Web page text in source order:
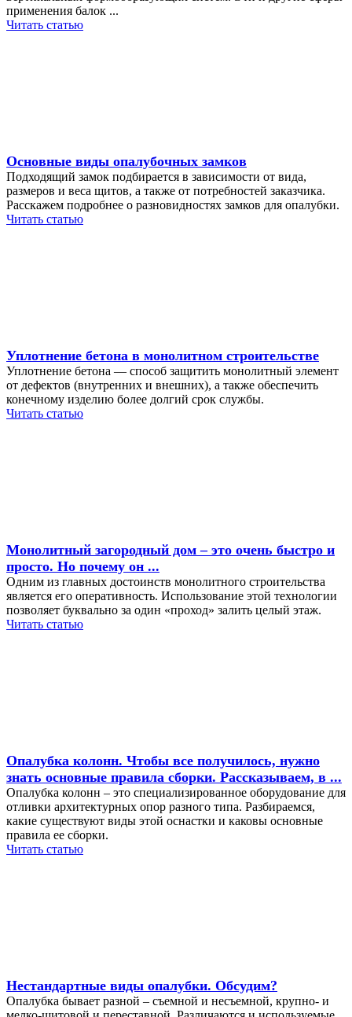
применения балок ...
Читать статью
Основные виды опалубочных замков
Подходящий замок подбирается в зависимости от вида,
размеров и веса щитов, а также от потребностей заказчика.
Расскажем подробнее о разновидностях замков для опалубки.
Читать статью
Уплотнение бетона в монолитном строительстве
Уплотнение бетона — способ защитить монолитный элемент
от дефектов (внутренних и внешних), а также обеспечить
конечному изделию более долгий срок службы.
Читать статью
Монолитный загородный дом – это очень быстро и
просто. Но почему он ...
Одним из главных достоинств монолитного строительства
является его оперативность. Использование этой технологии
позволяет буквально за один «проход» залить целый этаж.
Читать статью
Опалубка колонн. Чтобы все получилось, нужно
знать основные правила сборки. Рассказываем, в ...
Опалубка колонн – это специализированное оборудование для
отливки архитектурных опор разного типа. Разбираемся,
какие существуют виды этой оснастки и каковы основные
правила ее сборки.
Читать статью
Нестандартные виды опалубки. Обсудим?
Опалубка бывает разной – съемной и несъемной, крупно- и